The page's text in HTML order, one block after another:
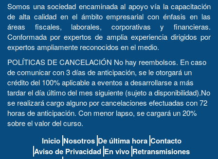
Somos una sociedad encaminada al apoyo vía la capacitación
de alta calidad en el ámbito empresarial con énfasis en las
áreas fiscales, laborales, corporativas y financieras.
Conformada por expertos de amplia experiencia dirigidos por
expertos ampliamente reconocidos en el medio.
POLÍTICAS DE CANCELACIÓN No hay reembolsos. En caso
de comunicar con 3 días de anticipación, se le otorgará un
crédito del 100% aplicable a eventos a desarrollarse a más
tardar el día último del mes siguiente (sujeto a disponibilidad).No
se realizará cargo alguno por cancelaciones efectuadas con 72
horas de anticipación. Con menor lapso, se cargará un 20%
sobre el valor del curso.
Inicio Nosotros De última hora Contacto
Aviso de Privacidad En vivo Retransmisiones